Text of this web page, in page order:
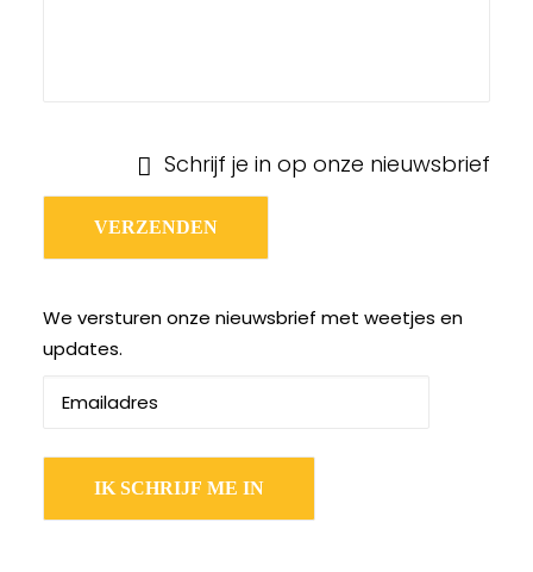
Schrijf je in op onze nieuwsbrief
We versturen onze nieuwsbrief met weetjes en
updates.